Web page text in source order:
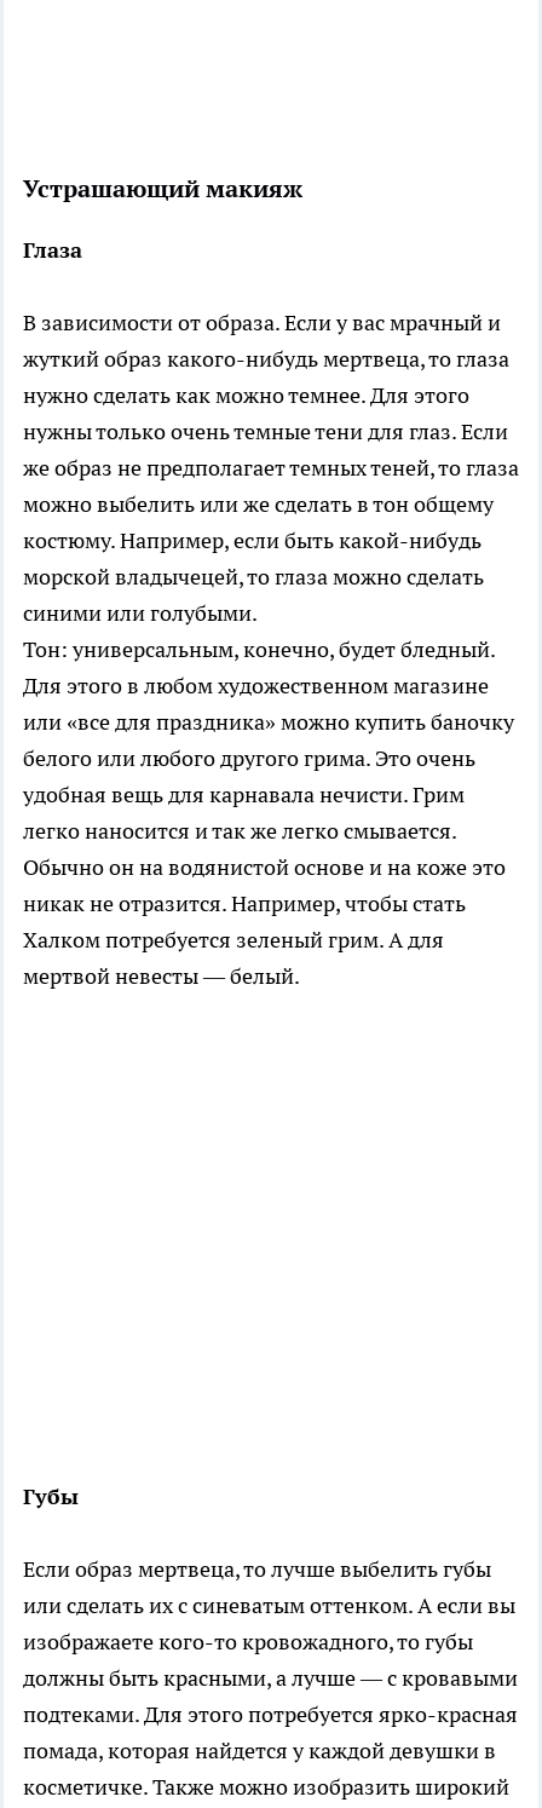
Устрашающий макияж
Глаза
В зависимости от образа. Если у вас мрачный и
жуткий образ какого-нибудь мертвеца, то глаза
нужно сделать как можно темнее. Для этого
нужны только очень темные тени для глаз. Если
же образ не предполагает темных теней, то глаза
можно выбелить или же сделать в тон общему
костюму. Например, если быть какой-нибудь
морской владычецей, то глаза можно сделать
синими или голубыми.
Тон: универсальным, конечно, будет бледный.
Для этого в любом художественном магазине
или «все для праздника» можно купить баночку
белого или любого другого грима. Это очень
удобная вещь для карнавала нечисти. Грим
легко наносится и так же легко смывается.
Обычно он на водянистой основе и на коже это
никак не отразится. Например, чтобы стать
Халком потребуется зеленый грим. А для
мертвой невесты — белый.
Губы
Если образ мертвеца, то лучше выбелить губы
или сделать их с синеватым оттенком. А если вы
изображаете кого-то кровожадного, то губы
должны быть красными, а лучше — с кровавыми
подтеками. Для этого потребуется ярко-красная
помада, которая найдется у каждой девушки в
косметичке. Также можно изобразить широкий